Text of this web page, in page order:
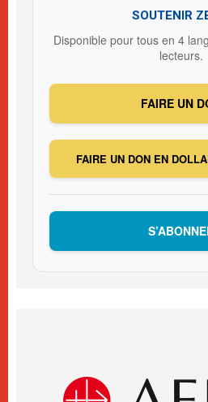
SOUTENIR
Disponible pour tous en 4
lecteurs.
FAIRE UN
FAIRE UN DON EN